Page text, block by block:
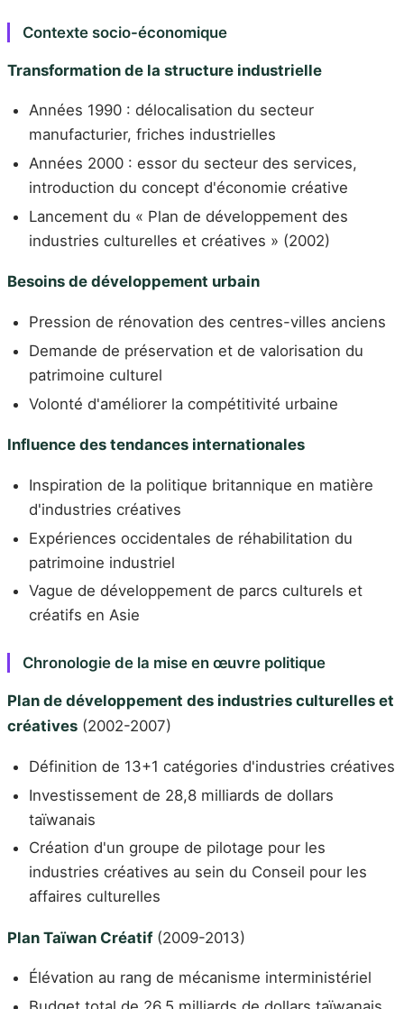
Contexte socio-économique
Transformation de la structure industrielle
Années 1990 : délocalisation du secteur
manufacturier, friches industrielles
Années 2000 : essor du secteur des services,
introduction du concept d'économie créative
Lancement du « Plan de développement des
industries culturelles et créatives » (2002)
Besoins de développement urbain
Pression de rénovation des centres-villes anciens
Demande de préservation et de valorisation du
patrimoine culturel
Volonté d'améliorer la compétitivité urbaine
Influence des tendances internationales
Inspiration de la politique britannique en matière
d'industries créatives
Expériences occidentales de réhabilitation du
patrimoine industriel
Vague de développement de parcs culturels et
créatifs en Asie
Chronologie de la mise en œuvre politique
Plan de développement des industries culturelles et
créatives (2002-2007)
Définition de 13+1 catégories d'industries créatives
Investissement de 28,8 milliards de dollars
taïwanais
Création d'un groupe de pilotage pour les
industries créatives au sein du Conseil pour les
affaires culturelles
Plan Taïwan Créatif(2009-2013)
Élévation au rang de mécanisme interministériel